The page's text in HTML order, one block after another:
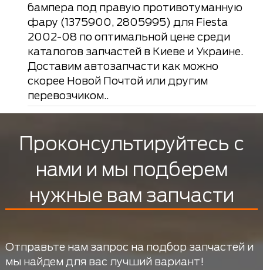
бампера под правую противотуманную
фару (1375900, 2805995) для Fiesta
2002-08 по оптимальной цене среди
каталогов запчастей в Киеве и Украине.
Доставим автозапчасти как можно
скорее Новой Почтой или другим
перевозчиком..
Проконсультируйтесь с
нами и мы подберем
нужные вам запчасти
Отправьте нам запрос на подбор запчастей и
мы найдем для вас лучший вариант!